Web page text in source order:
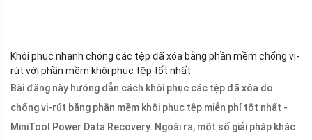
Khôi phục nhanh chóng các tệp đã xóa bằng phần mềm chống vi-
rút với phần mềm khôi phục tệp tốt nhất
Bài đăng này hướng dẫn cách khôi phục các tệp đã xóa do
chống vi-rút bằng phần mềm khôi phục tệp miễn phí tốt nhất -
MiniTool Power Data Recovery. Ngoài ra, một số giải pháp khác